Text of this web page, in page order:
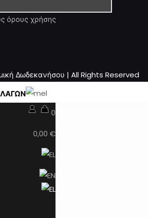
όρους χρήσης
Δωδεκανήσου | All Rights Reserved
0
0,00 €